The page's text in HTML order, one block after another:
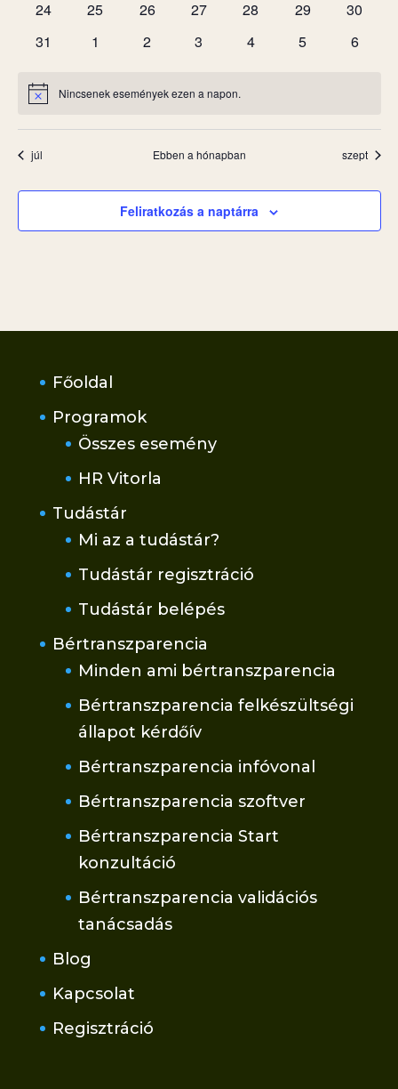
0
24
0
25
0
26
0
27
0
28
0
29
0
30
0
31
0
1
0
2
0
3
0
4
0
5
0
6
Notice Nincsenek események ezen a napon.
júl Ebben a hónapban szept
Feliratkozás a naptárra
Főoldal
Programok
Összes esemény
HR Vitorla
Tudástár
Mi az a tudástár?
Tudástár regisztráció
Tudástár belépés
Bértranszparencia
Minden ami bértranszparencia
Bértranszparencia felkészültségi
állapot kérdőív
Bértranszparencia infóvonal
Bértranszparencia szoftver
Bértranszparencia Start
konzultáció
Bértranszparencia validációs
tanácsadás
Blog
Kapcsolat
Regisztráció